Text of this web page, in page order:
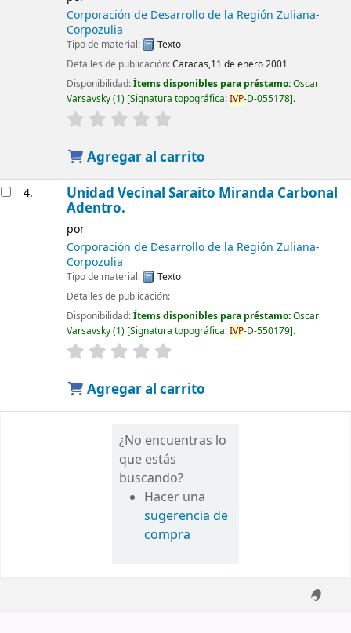
Corporación de Desarrollo de la Región Zuliana-
Corpozulia
Tipo de material:
Texto
Detalles de publicación:Caracas,11 de enero 2001
Disponibilidad:Ítems disponibles para préstamo:Oscar
Varsavsky(1) Signatura topográfica:IVP-D-055178 .
Agregar al carrito
4. Unidad Vecinal Saraito Miranda Carbonal
Adentro.
por
Corporación de Desarrollo de la Región Zuliana-
Corpozulia
Tipo de material:
Texto
Detalles de publicación:
Disponibilidad:Ítems disponibles para préstamo:Oscar
Varsavsky(1) Signatura topográfica:IVP-D-550179 .
Agregar al carrito
¿No encuentras lo
que estás
buscando?
Hacer una
sugerencia de
compra